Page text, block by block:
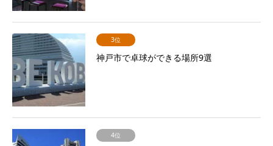
3位
神戸市で卓球ができる場所9選
4位